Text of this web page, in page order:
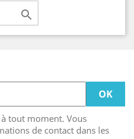

tout moment. Vous
de contact dans les